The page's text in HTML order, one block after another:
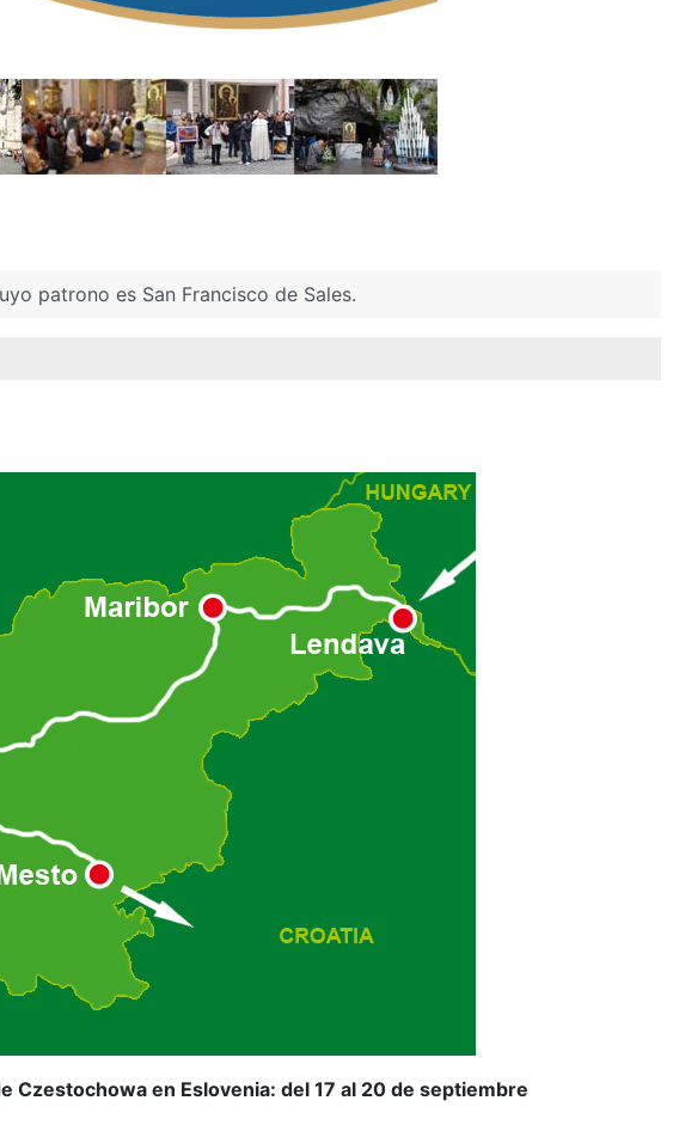
patrono es San Francisco de Sales.
Czestochowa en Eslovenia: del 17 al 20 de septiembre